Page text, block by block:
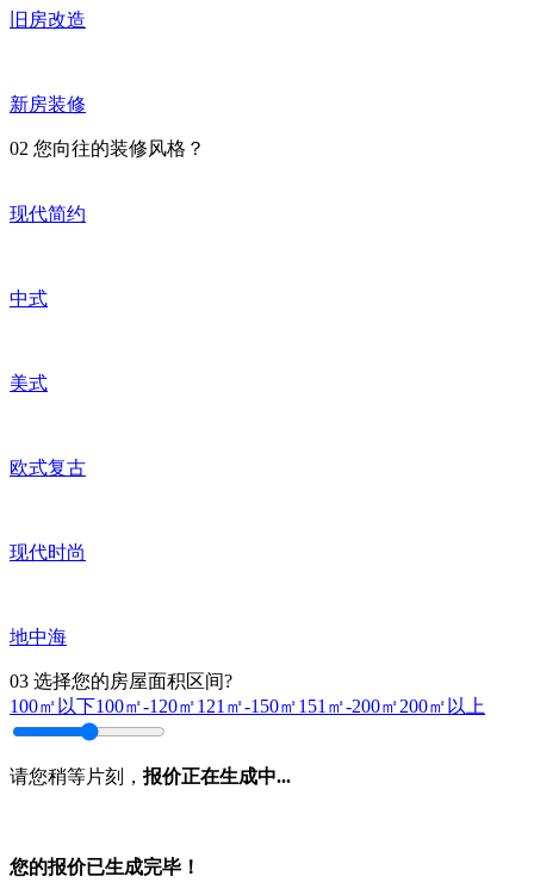
旧房改造
新房装修
02 您向往的装修风格？
现代简约
中式
美式
欧式复古
现代时尚
地中海
03 选择您的房屋面积区间?
100㎡以下100㎡-120㎡121㎡-150㎡151㎡-200㎡200㎡以上
请您稍等片刻， 报价正在生成中...
您的报价已生成完毕！